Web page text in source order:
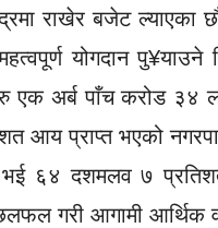
राखेर बजेट ल्याएका
योगदान पु¥याउने
अर्ब पाँच करोड ३४
आय प्राप्त भएको
दशमलव ७ प्रतिशत
गरी आगामी आर्थिक